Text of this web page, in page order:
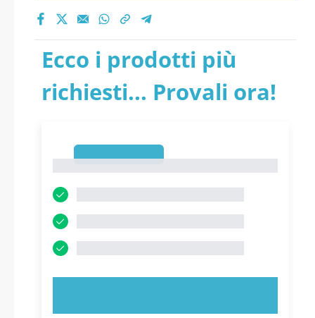
Ecco i prodotti più
richiesti... Provali ora!